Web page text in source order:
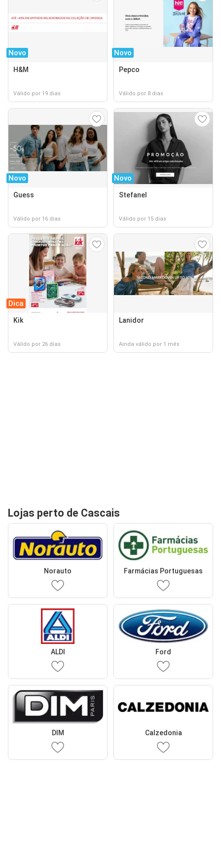
Novo
H&M
Válido por 19 dias
Novo
Pepco
Válido por 8 dias
Novo
Guess
Válido por 16 dias
Novo
Stefanel
Válido por 15 dias
Dica
Kik
Válido por 26 dias
Lanidor
Ainda válido por 1 mês
Lojas perto de Cascais
Norauto Farmácias Portuguesas
ALDI Ford
DIM Calzedonia